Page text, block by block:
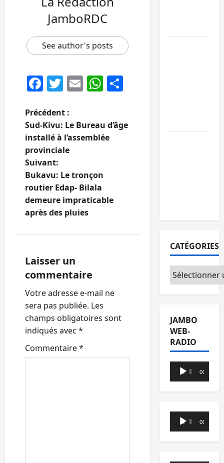
JamboRDC
See author's posts
Facebook
Twitter
EmailWhatsApp
N
a
v
i
g
a
i
o
n
d
’
Précédent :
Sud-Kivu: Le Bureau d’âge
installé à l’assemblée
provinciale
Suivant:
Bukavu: Le tronçon
routier Edap- Bilala
demeure impraticable
après des pluies
Laisser un
commentaire
Votre adresse e-mail ne
sera pas publiée. Les
champs obligatoires sont
indiqués avec *
Commentaire*
CATÉGORIES
Catégories
JAMBO
WEB-
RADIO
Lecteur
audio
00:00 00:00
Lecteur
audio
00:00 00:00